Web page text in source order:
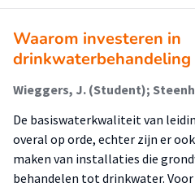
Waarom investeren in
drinkwaterbehandeling
Wieggers, J. (Student);
De basiswaterkwaliteit van
overal op orde, echter zijn er
maken van installaties die
behandelen tot drinkwater.